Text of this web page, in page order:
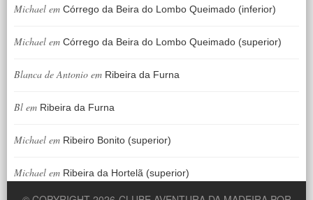
Michael em Córrego da Beira do Lombo Queimado (inferior)
Michael em Córrego da Beira do Lombo Queimado (superior)
Blanca de Antonio em Ribeira da Furna
Bl em Ribeira da Furna
Michael em Ribeiro Bonito (superior)
Michael em Ribeira da Hortelã (superior)